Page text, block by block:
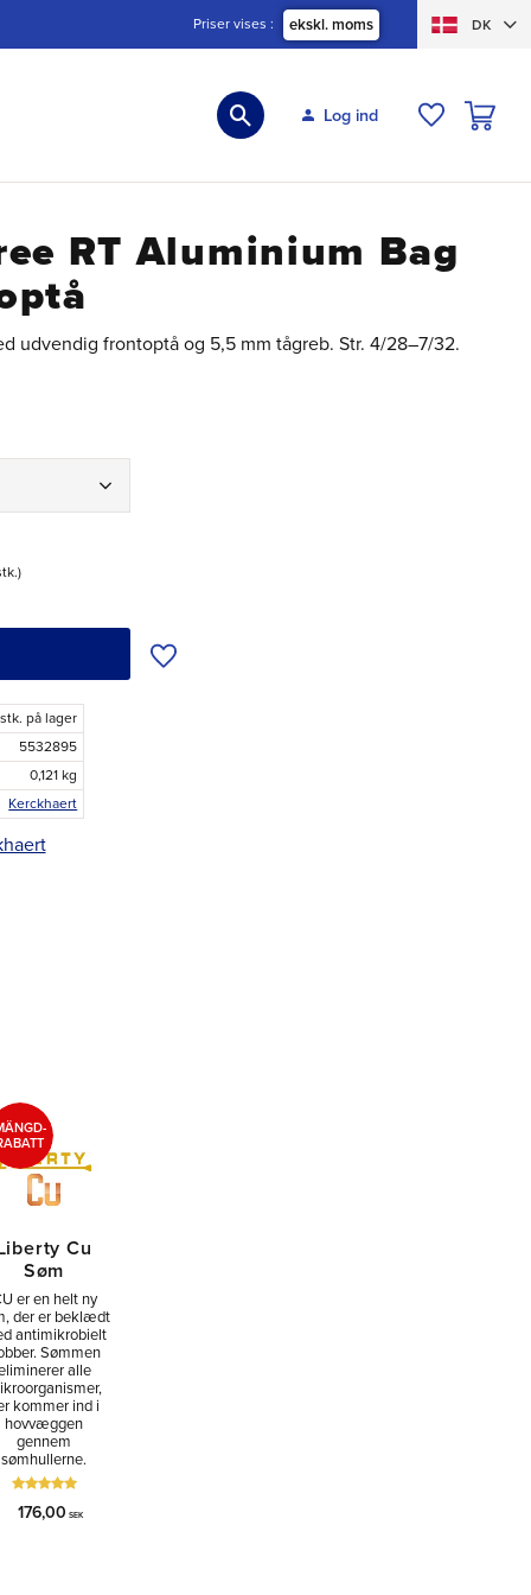
Priser vises ekskl. moms DK
Log ind
RT Aluminium Bag
udvendig frontoptå og 5,5 mm tågreb. Str. 4/28–7/32.
Tilføj til ønskeliste
stk. på lager
5532895
0,121 kg
Kerckhaert
Cu
Søm
er en helt ny
der er beklædt
antimikrobielt
Sømmen
alle
kommer ind i
hovvæggen
gennem
sømhullerne.
176,00 SEK